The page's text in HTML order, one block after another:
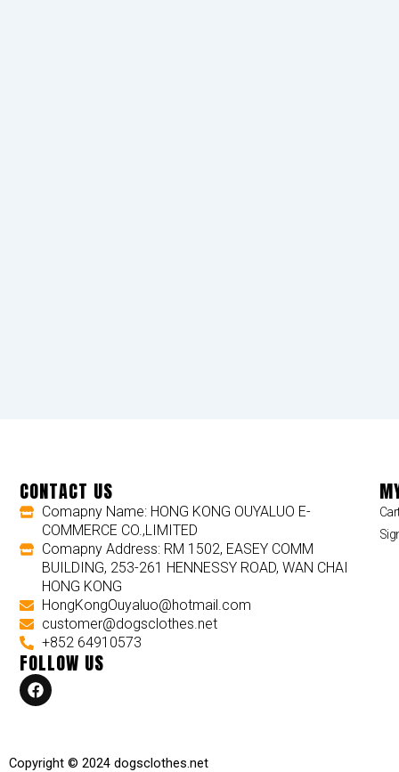
CONTACT US
Comapny Name: HONG KONG OUYALUO E-
COMMERCE CO.,LIMITED
Comapny Address: RM 1502, EASEY COMM
BUILDING, 253-261 HENNESSY ROAD, WAN CHAI
HONG KONG
HongKongOuyaluo@hotmail.com
customer@dogsclothes.net
+852 64910573
FOLLOW US
F
a
o
Copyright © 2024 dogsclothes.net